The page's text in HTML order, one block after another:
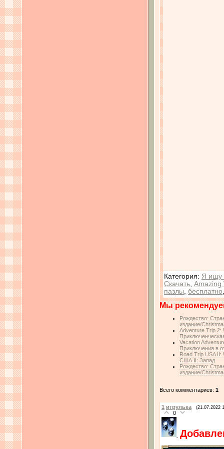
Категория: Я ищу
Скачать Amazing
пазлы
бесплатно
Мы
Рождество:
издание/
Adventure Trip 2:
Vacation
Приключения в
Road Trip USA
США II: Запад
Рождество:
издание/
Всего комментариев: 1
1 игрулька (21.07.2022
0